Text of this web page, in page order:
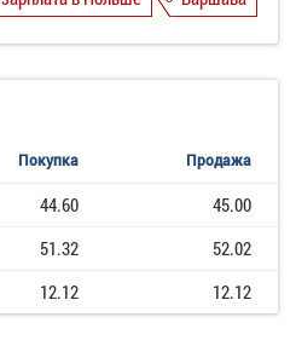
Покупка Продажа
44.60
45.00
51.32
52.02
12.12 12.12